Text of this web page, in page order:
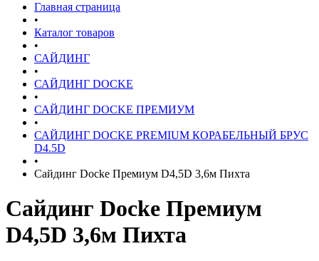
Главная страница
•
Каталог товаров
•
САЙДИНГ
•
САЙДИНГ DOCKE
•
САЙДИНГ DOCKE ПРЕМИУМ
•
САЙДИНГ DOCKE PREMIUM КОРАБЕЛЬНЫЙ БРУС
D4.5D
•
Сайдинг Docke Премиум D4,5D 3,6м Пихта
Сайдинг Docke Премиум
D4,5D 3,6м Пихта